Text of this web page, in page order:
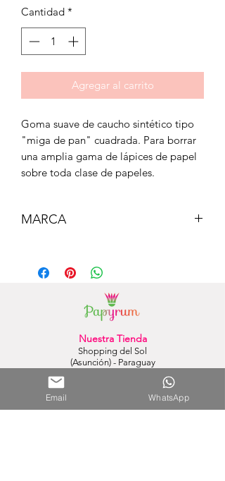
Cantidad *
Agregar al carrito
Goma suave de caucho sintético tipo
"miga de pan" cuadrada. Para borrar
una amplia gama de lápices de papel
sobre toda clase de papeles.
MARCA
Nuestra Tienda
Shopping del Sol
(Asunción) - Paraguay
Nuestra Tienda Online
Email WhatsApp